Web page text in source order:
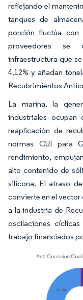
reflejando el
tanques de
porción fluctúa
proveedores se
infraestructura que
4,12% y añadan
Recubrimientos
La marina, la
industriales
reaplicación de
normas CUI para
rendimiento,
alto contenido de
silicona. El atraso
convierte en el
a la industria de
oscilaciones
trabajo financiados